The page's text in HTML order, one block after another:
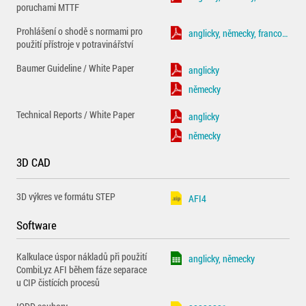
poruchami MTTF
Prohlášení o shodě s normami pro
použití přístroje v potravinářství
anglicky, německy, francouzsky
Baumer Guideline / White Paper
anglicky
německy
Technical Reports / White Paper
anglicky
německy
3D CAD
3D výkres ve formátu STEP AFI4
Software
Kalkulace úspor nákladů při použití
CombiLyz AFI během fáze separace
u CIP čistících procesů
anglicky, německy